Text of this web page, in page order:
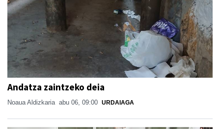
Andatza zaintzeko deia
Noaua Aldizkaria abu 06, 09:00 URDAIAGA